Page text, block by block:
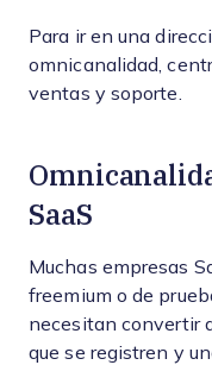
Para ir en una
omnicanalidad,
ventas y soporte.
SaaS
Muchas empresas
freemium o de
necesitan convertir
que se registren y